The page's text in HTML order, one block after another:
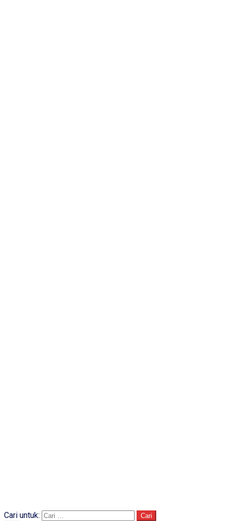
Cari untuk: